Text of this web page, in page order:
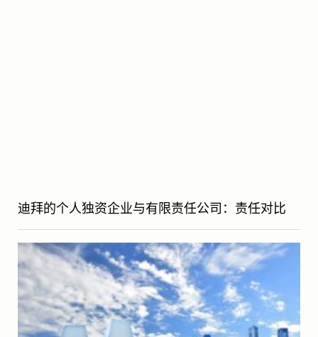
迪拜的个人独资企业与有限责任公司：责任对比